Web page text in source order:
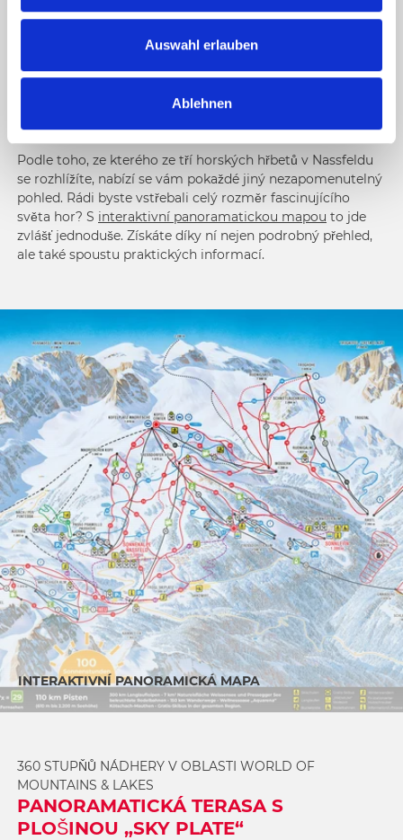
Auswahl erlauben
Ablehnen
opravdu mimořádného. Na severu trůní Vysoké Taury s
majestátním Großglocknerem. Na západě ční vzhůru k
Zinnen“. A na jižní straně? Julské Alpy a Karavanky
zavedou váš pohled do sousední Itálie a Slovinska… Tohle
Podle toho, ze kterého ze tří horských hřbetů v Nassfeldu
se rozhlížíte, nabízí se vám pokaždé jiný nezapomenutelný
pohled. Rádi byste vstřebali celý rozměr fascinujícího
světa hor? S interaktivní panoramatickou mapou to jde
zvlášť jednoduše. Získáte díky ní nejen podrobný přehled,
ale také spoustu praktických informací.
INTERAKTIVNÍ PANORAMICKÁ MAPA
360 STUPŇŮ NÁDHERY V OBLASTI WORLD OF
MOUNTAINS & LAKES
PANORAMATICKÁ TERASA S
PLOŠINOU „SKY PLATE“